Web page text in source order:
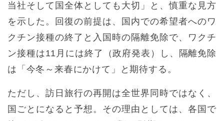
当社そして国全体としても大切」と、慎重な見方
を示した。回復の前提は、国内での希望者へのワ
クチン接種の終了と入国時の隔離免除で、ワクチ
ン接種は11月には終了（政府発表）し、隔離免除
は「今冬～来春にかけて」と期待する。
ただし、訪日旅行の再開は全世界同時ではなく、
国ごとになると予想。その理由としては、各国で